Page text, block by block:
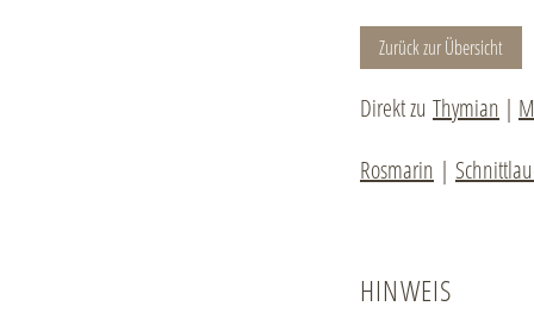
Zurück zur Übersicht
Direkt zu Thymian |
Rosmarin |
HINWEIS